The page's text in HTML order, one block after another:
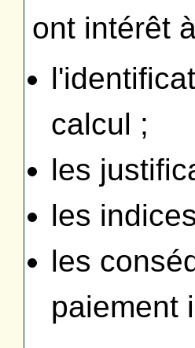
ont intérêt
calcul ;
les
les
les
paiement